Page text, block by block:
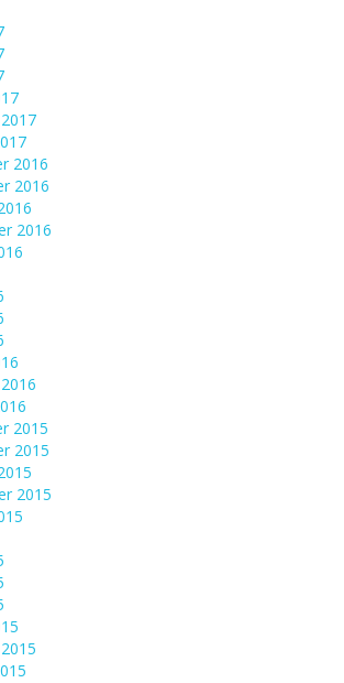
2016
2016
2016
2015
2015
2015